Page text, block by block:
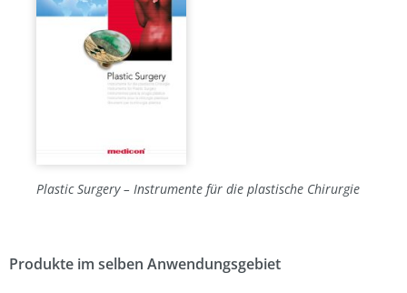
Plastic Surgery – Instrumente für die plastische Chirurgie
Produkte im selben Anwendungsgebiet